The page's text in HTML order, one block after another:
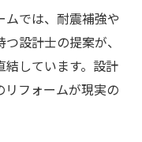
いの再生術
ンと機能の両立
では、耐震補強や
設計士の提案が、
しています。設計
フォームが現実の